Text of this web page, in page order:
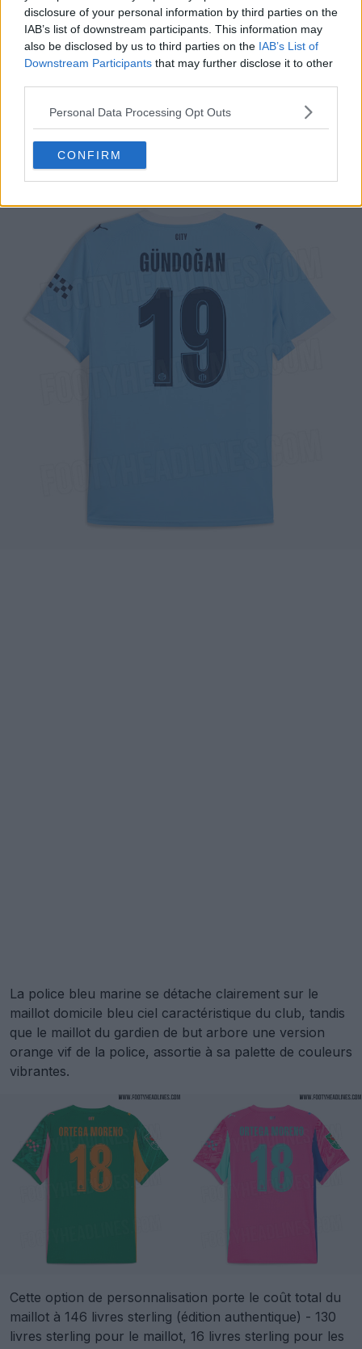
disclosure of your personal information by third parties on the
IAB’s list of downstream participants. This information may
also be disclosed by us to third parties on the IAB’s List of
Downstream Participants that may further disclose it to other
Personal Data Processing Opt Outs
CONFIRM
La police bleu marine se détache clairement sur le
maillot domicile bleu ciel caractéristique du club, tandis
que le maillot du gardien de but arbore une version
orange vif de la police, assortie à sa palette de couleurs
vibrantes.
Cette option de personnalisation porte le coût total du
maillot à 146 livres sterling (édition authentique) - 130
livres sterling pour le maillot, 16 livres sterling pour les